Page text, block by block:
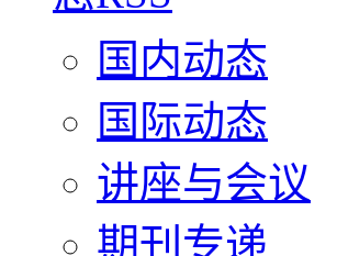
国内动态
国际动态
讲座与会议
期刊专递